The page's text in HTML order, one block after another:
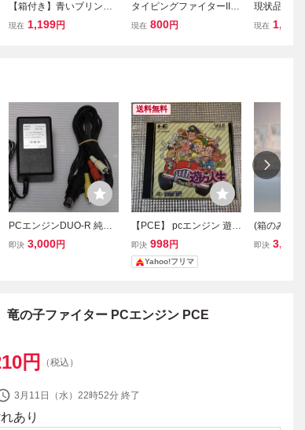
【箱付き】青いブリンク
PCエンジン PCE
現在 1,199円
タイピングファイターII P
Cエンジン アプコム
現在 800円
現状品 PC
怪道中記
現在 1,001
PCエンジンDUO-R 純正A
Cアダプタと純正AVケー
即決 3,000円
送料無料
【PCE】 pcエンジン 遊々
人生
即決 998円
Yahoo!フリマ
(箱のみ)
ン コアグ
即決 3,999
竜の子ファイター PCエンジン PCE
円 （税込）
3月11日（水）22時52分 終了
あり